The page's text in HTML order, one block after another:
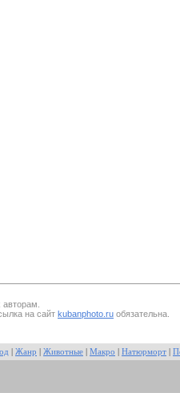
на сайт kubanphoto.ru обязательна.
Жанр Животные Макро Натюрморт